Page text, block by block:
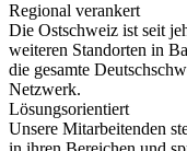
Regional verankert
Die Ostschweiz ist seit
weiteren Standorten in
die gesamte
Netzwerk.
Lösungsorientiert
Unsere Mitarbeitenden